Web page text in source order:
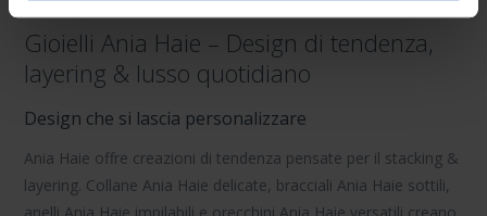
Gioielli Ania Haie – Design di tendenza,
layering & lusso quotidiano
Design che si lascia personalizzare
Ania Haie offre creazioni di tendenza pensate per il stacking &
layering. Collane Ania Haie delicate, bracciali Ania Haie sottili,